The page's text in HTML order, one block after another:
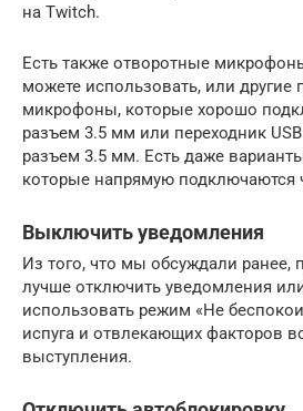
на Twitch.
Есть также отворотные
можете использовать, или другие
микрофоны, которые хорошо
разъем 3.5 мм или переходник
разъем 3.5 мм. Есть даже
которые напрямую подключаются
Выключить уведомления
Из того, что мы обсуждали ранее,
лучше отключить уведомления
использовать режим «Не
испуга и отвлекающих факторов
выступления.